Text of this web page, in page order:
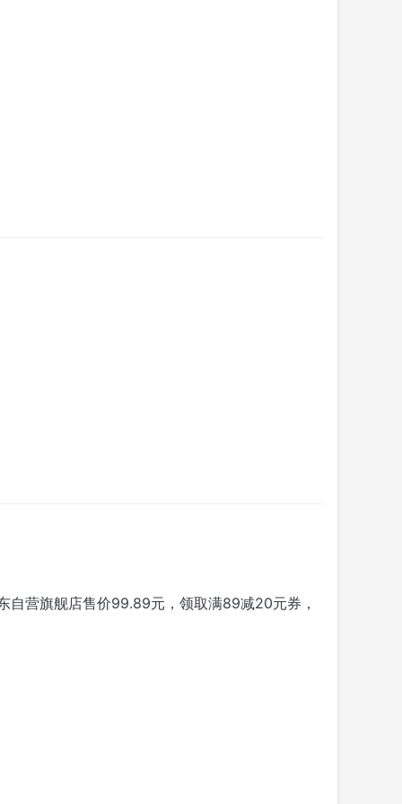
自营旗舰店售价99.89元，领取满89减20元券，